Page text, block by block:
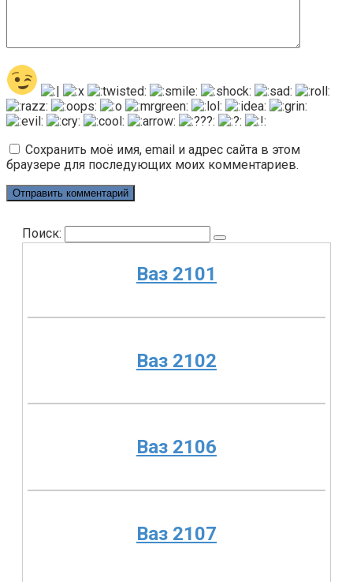
Сохранить моё имя, email и адрес сайта в этом
браузере для последующих моих комментариев.
Поиск:
Ваз 2101
Ваз 2102
Ваз 2106
Ваз 2107